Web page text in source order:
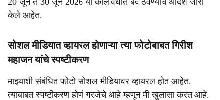
20 जून ते 30 जून 2026 या कालावधीत बंद ठेवण्याचे आदेश जारी
केले आहेत.
सोशल मीडियात व्हायरल होणाऱ्या त्या फोटोबाबत गिरीश
महाजन यांचे स्पष्टीकरण
माझ्याशी संबंधित फोटो सोशल मीडियावर व्हायरल होत आहेत.
त्याबाबत स्पष्टीकरण होणं गरजेचे आहे म्हणून मी खुलासा करत आहे.